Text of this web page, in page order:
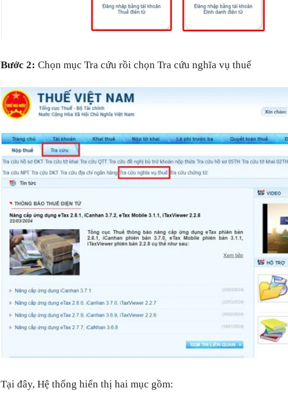
Bước 2: Chọn mục Tra cứu rồi chọn Tra cứu nghĩa vụ thuế
Tại đây, Hệ thống hiển thị hai mục gồm: